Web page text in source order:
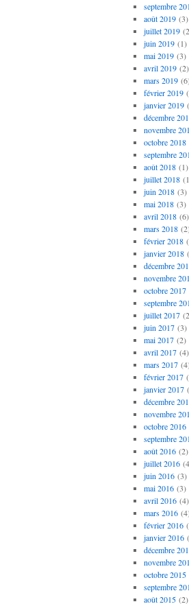
septembre
août 2019(3)
juillet 2019
juin 2019(1)
mai 2019(3)
avril 2019(2)
mars 2019
février 2019
janvier 2019
décembre
novembre
octobre 2018
septembre
août 2018(1)
juillet 2018
juin 2018(3)
mai 2018(3)
avril 2018(6)
mars 2018
février 2018
janvier 2018
décembre
novembre
octobre 2017
septembre
juillet 2017
juin 2017(3)
mai 2017(2)
avril 2017(4)
mars 2017
février 2017
janvier 2017
décembre
novembre
octobre 2016
septembre
août 2016(2)
juillet 2016
juin 2016(3)
mai 2016(3)
avril 2016(4)
mars 2016
février 2016
janvier 2016
décembre
novembre
octobre 2015
septembre
août 2015(2)